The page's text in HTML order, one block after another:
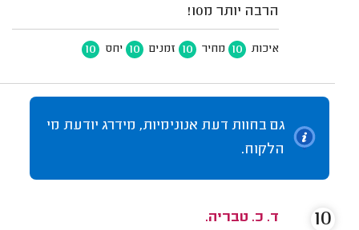
הרבה יותר מ10!
איכות 10 מחיר 10 זמנים 10 יחס 10
גם בחוות דעת אנונימיות, מידרג יודעת מי
הלקוח.
ד. כ. טבריה. 10